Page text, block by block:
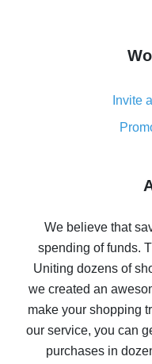
8% cash back on
Five ways to get
10% cash back on
The best cash
The best cash
Invite
We believe that
spending of funds.
Uniting dozens of
we created an
make your shopping
our service, you can
purchases in